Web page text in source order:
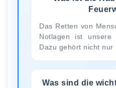
Das Retten von
Notlagen ist unsere
Dazu gehört nicht nur
Was sind die